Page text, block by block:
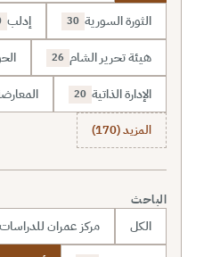
الثورة السورية 30 إدلب
هيئة تحرير الشام 26
الإدارة الذاتية 20
المزيد (170)
الباحث
الكل مركز عمران للدراسات